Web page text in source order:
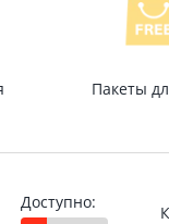
Пакеты
Доступно: